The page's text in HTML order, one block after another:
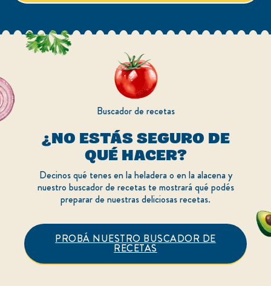
Buscador de recetas
¿NO ESTÁS SEGURO DE
QUÉ HACER?
Decinos qué tenes en la heladera o en la alacena y
nuestro buscador de recetas te mostrará qué podés
preparar de nuestras deliciosas recetas.
PROBÁ NUESTRO BUSCADOR DE
RECETAS